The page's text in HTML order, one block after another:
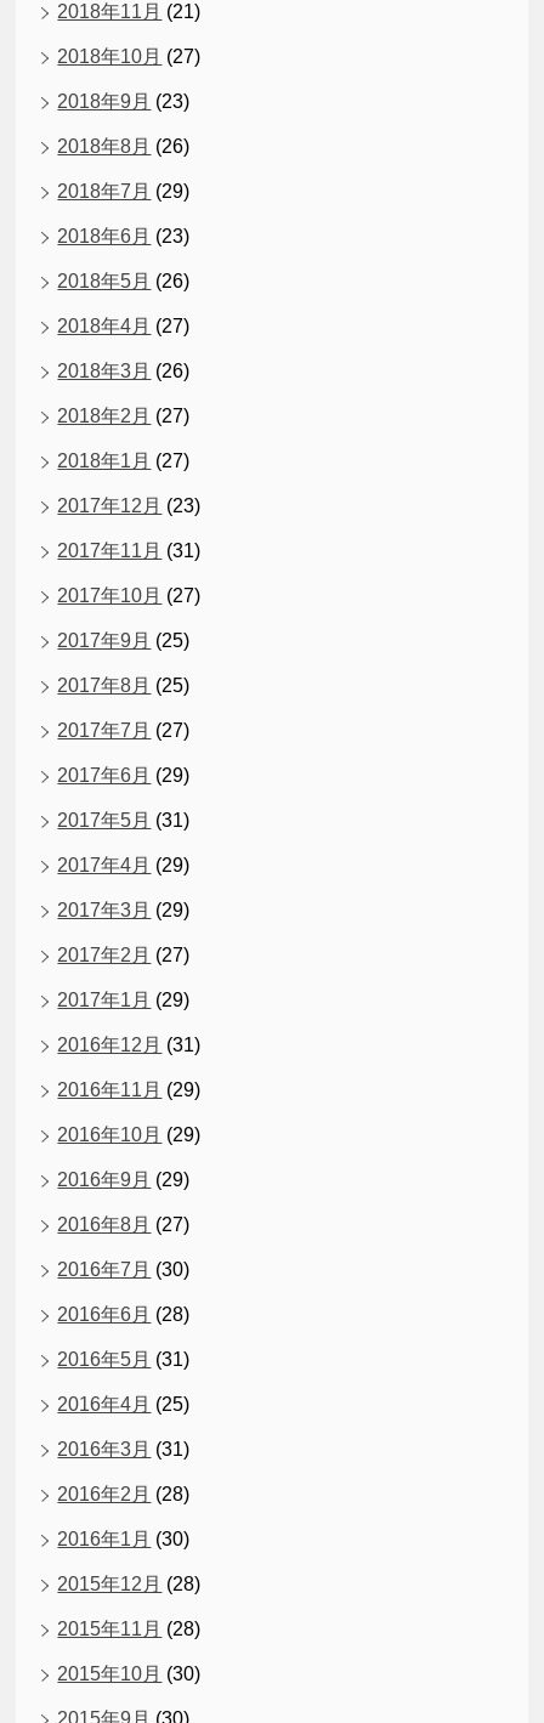
2018年11月 (21)
2018年10月 (27)
2018年9月 (23)
2018年8月 (26)
2018年7月 (29)
2018年6月 (23)
2018年5月 (26)
2018年4月 (27)
2018年3月 (26)
2018年2月 (27)
2018年1月 (27)
2017年12月 (23)
2017年11月 (31)
2017年10月 (27)
2017年9月 (25)
2017年8月 (25)
2017年7月 (27)
2017年6月 (29)
2017年5月 (31)
2017年4月 (29)
2017年3月 (29)
2017年2月 (27)
2017年1月 (29)
2016年12月 (31)
2016年11月 (29)
2016年10月 (29)
2016年9月 (29)
2016年8月 (27)
2016年7月 (30)
2016年6月 (28)
2016年5月 (31)
2016年4月 (25)
2016年3月 (31)
2016年2月 (28)
2016年1月 (30)
2015年12月 (28)
2015年11月 (28)
2015年10月 (30)
2015年9月 (30)